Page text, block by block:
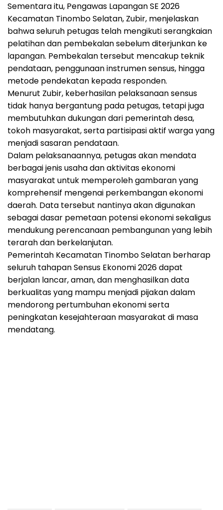
Sementara itu, Pengawas Lapangan SE 2026
Kecamatan Tinombo Selatan, Zubir, menjelaskan
bahwa seluruh petugas telah mengikuti serangkaian
pelatihan dan pembekalan sebelum diterjunkan ke
lapangan. Pembekalan tersebut mencakup teknik
pendataan, penggunaan instrumen sensus, hingga
metode pendekatan kepada responden.
Menurut Zubir, keberhasilan pelaksanaan sensus
tidak hanya bergantung pada petugas, tetapi juga
membutuhkan dukungan dari pemerintah desa,
tokoh masyarakat, serta partisipasi aktif warga yang
menjadi sasaran pendataan.
Dalam pelaksanaannya, petugas akan mendata
berbagai jenis usaha dan aktivitas ekonomi
masyarakat untuk memperoleh gambaran yang
komprehensif mengenai perkembangan ekonomi
daerah. Data tersebut nantinya akan digunakan
sebagai dasar pemetaan potensi ekonomi sekaligus
mendukung perencanaan pembangunan yang lebih
terarah dan berkelanjutan.
Pemerintah Kecamatan Tinombo Selatan berharap
seluruh tahapan Sensus Ekonomi 2026 dapat
berjalan lancar, aman, dan menghasilkan data
berkualitas yang mampu menjadi pijakan dalam
mendorong pertumbuhan ekonomi serta
peningkatan kesejahteraan masyarakat di masa
mendatang.